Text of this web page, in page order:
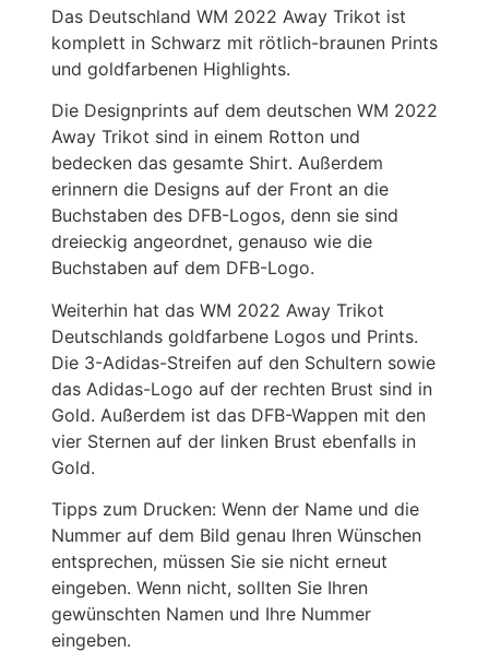
Das Deutschland WM 2022 Away Trikot ist
komplett in Schwarz mit rötlich-braunen Prints
und goldfarbenen Highlights.
Die Designprints auf dem deutschen WM 2022
Away Trikot sind in einem Rotton und
bedecken das gesamte Shirt. Außerdem
erinnern die Designs auf der Front an die
Buchstaben des DFB-Logos, denn sie sind
dreieckig angeordnet, genauso wie die
Buchstaben auf dem DFB-Logo.
Weiterhin hat das WM 2022 Away Trikot
Deutschlands goldfarbene Logos und Prints.
Die 3-Adidas-Streifen auf den Schultern sowie
das Adidas-Logo auf der rechten Brust sind in
Gold. Außerdem ist das DFB-Wappen mit den
vier Sternen auf der linken Brust ebenfalls in
Gold.
Tipps zum Drucken: Wenn der Name und die
Nummer auf dem Bild genau Ihren Wünschen
entsprechen, müssen Sie sie nicht erneut
eingeben. Wenn nicht, sollten Sie Ihren
gewünschten Namen und Ihre Nummer
eingeben.